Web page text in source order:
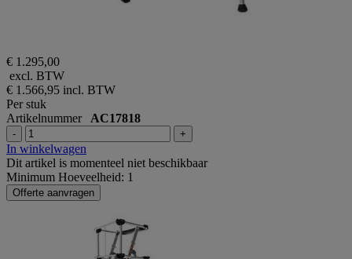
€ 1.295,00
excl. BTW
€ 1.566,95 incl. BTW
Per stuk
Artikelnummer AC17818
- +
In winkelwagen
Dit artikel is momenteel niet beschikbaar
Minimum Hoeveelheid: 1
Offerte aanvragen